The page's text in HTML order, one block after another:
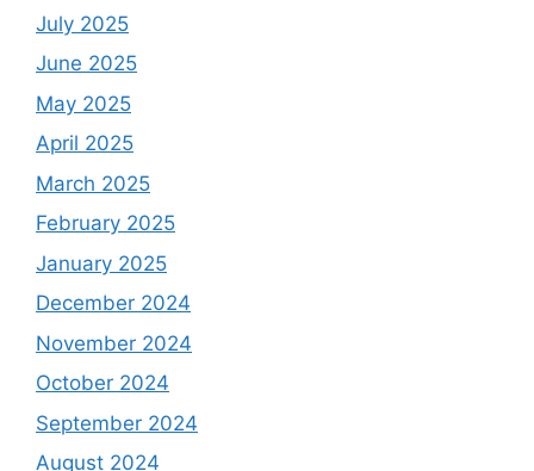
July 2025
June 2025
May 2025
April 2025
March 2025
February 2025
January 2025
December 2024
November 2024
October 2024
September 2024
August 2024